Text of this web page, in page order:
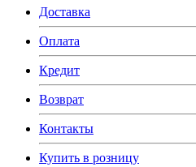
Доставка
Оплата
Кредит
Возврат
Контакты
Купить в розницу